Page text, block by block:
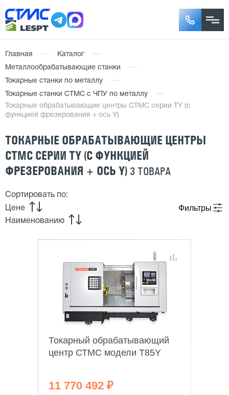
Главная
Каталог
Металлообрабатывающие станки
Токарные станки по металлу
Токарные станки СТМС с ЧПУ по металлу
Токарные обрабатывающие центры СТМС серии TY (с
функцией фрезерования + ось Y)
ТОКАРНЫЕ ОБРАБАТЫВАЮЩИЕ ЦЕНТРЫ
СТМС СЕРИИ TY (С ФУНКЦИЕЙ
ФРЕЗЕРОВАНИЯ + ОСЬ Y) 3 ТОВАРА
Фильтры
Сортировать по:
Цене
Наименованию
Токарный обрабатывающий
центр СТМС модели T85Y
11 770 492 ₽